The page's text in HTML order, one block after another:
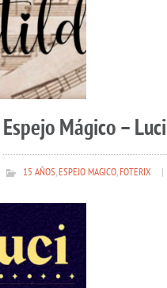
Espejo Mágico – Luci
15 AÑOS,ESPEJO MAGICO,FOTERIX